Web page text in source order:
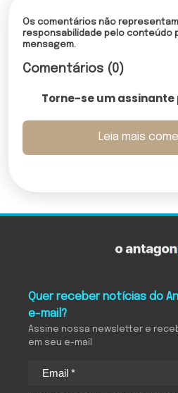
Os comentários não
responsabilidade pelo conteúdo
mensagem.
Comentários (0)
Torne-se um
Leia mais
Quer receber notícias do
e-mail?
Assine nossa newsletter e
em seu e-mail